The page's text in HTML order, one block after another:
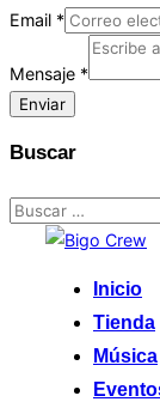
Email *
Mensaje *
Enviar
Buscar
Buscar:
Saltar
contenido
Inicio
Tienda
Música